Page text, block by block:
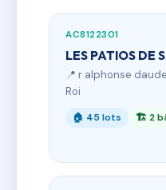
AC8122301
LES PATIOS DE
📍 r alphonse
Roi
🏠 45 lots 🏗 2